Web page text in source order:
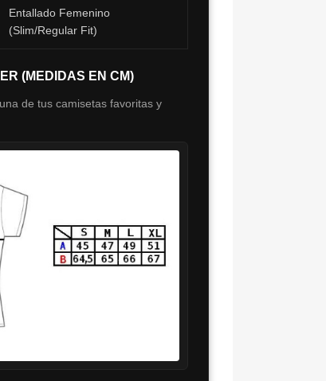
Entallado Femenino
(Slim/Regular Fit)
(MEDIDAS EN CM)
de tus camisetas favoritas y